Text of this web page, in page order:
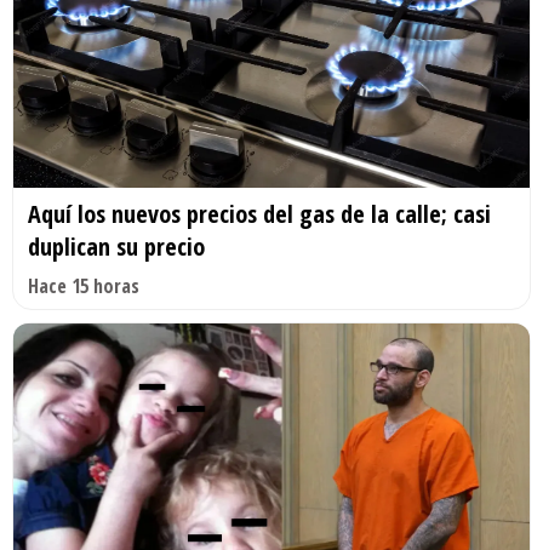
Aquí los nuevos precios del gas de la calle; casi
duplican su precio
Hace 15 horas